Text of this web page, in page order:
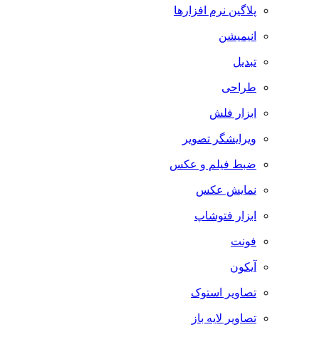
پلاگین نرم افزارها
انیمیشن
تبدیل
طراحی
ابزار فلش
ویرایشگر تصویر
ضبط فيلم و عكس
نمایش عکس
ابزار فتوشاپ
فونت
آیکون
تصاویر استوک
تصاویر لایه باز